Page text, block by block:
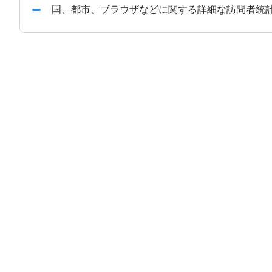
国、都市、ブラウザなどに関する詳細な訪問者統